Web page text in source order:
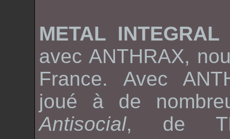
METAL
avec ANTHRAX,
France. Avec
joué à de
Antisocial, de